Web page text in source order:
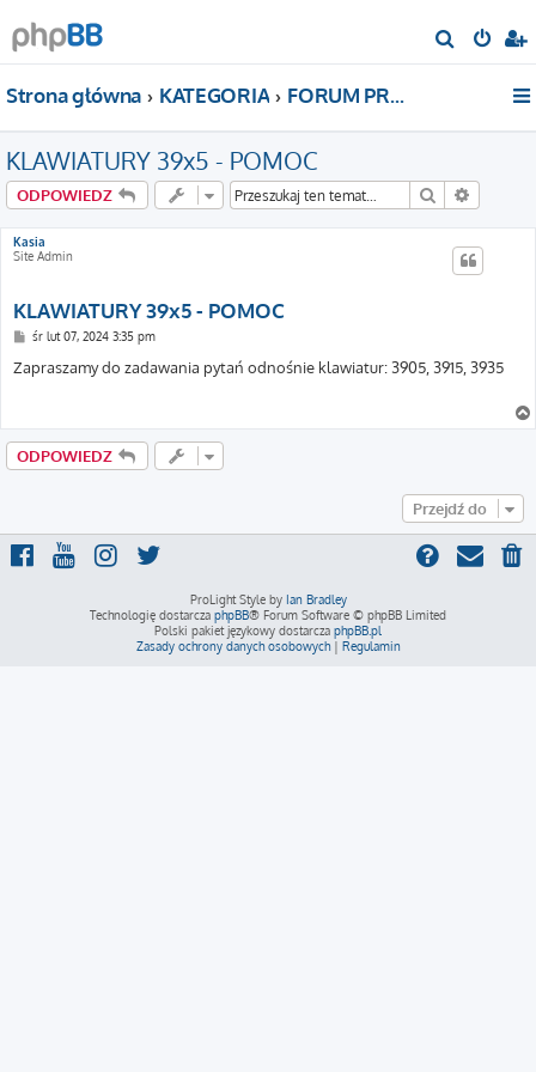
z
j
Strona główna KATEGORIA FORUM PROEL
KLAWIATURY 39x5 - POMOC
ODPOWIEDZ Szukaj
Kasia
Site Admin
KLAWIATURY 39x5 - POMOC
P
s
t
śr lut 07, 2024 3:35 pm
Zapraszamy do zadawania pytań odnośnie klawiatur: 3905, 3915, 3935
ODPOWIEDZ
Przejdź do
ProLight Style by Ian Bradley
Technologię dostarcza phpBB® Forum Software © phpBB Limited
Polski pakiet językowy dostarcza phpBB.pl
Zasady ochrony danych osobowych| Regulamin